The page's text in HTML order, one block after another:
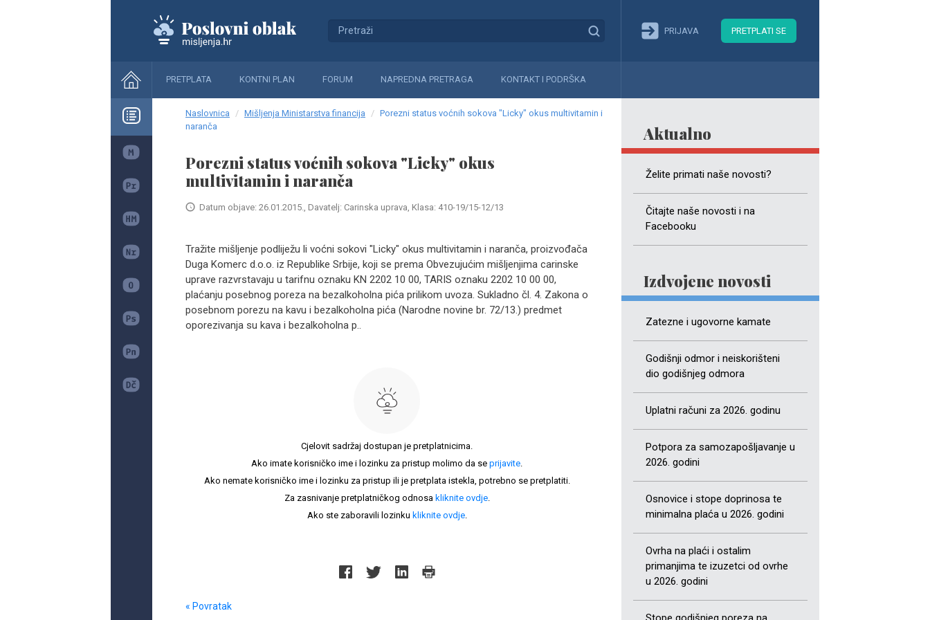
PRIJAVA PRETPLATI SE
PRETPLATA KONTNI PLAN FORUM NAPREDNA PRETRAGA KONTAKT I PODRŠKA
Aktualno
Želite primati naše novosti?
Čitajte naše novosti i na
Facebooku
Izdvojene novosti
Zatezne i ugovorne kamate
Godišnji odmor i neiskorišteni
dio godišnjeg odmora
Uplatni računi za 2026. godinu
Potpora za samozapošljavanje u
2026. godini
Osnovice i stope doprinosa te
minimalna plaća u 2026. godini
Ovrha na plaći i ostalim
primanjima te izuzetci od ovrhe
u 2026. godini
Naslovnica Mišljenja Ministarstva financija
Porezni status voćnih sokova "Licky" okus multivitamin i
naranča
Porezni status voćnih sokova "Licky" okus
multivitamin i naranča
Datum objave: 26.01.2015., Davatelj: Carinska uprava, Klasa: 410-19/15-12/13
Tražite mišljenje podliježu li voćni sokovi "Licky" okus multivitamin i naranča, proizvođača
Duga Komerc d.o.o. iz Republike Srbije, koji se prema Obvezujućim mišljenjima carinske
uprave razvrstavaju u tarifnu oznaku KN 2202 10 00, TARIS oznaku 2202 10 00 00,
plaćanju posebnog poreza na bezalkoholna pića prilikom uvoza. Sukladno čl. 4. Zakona o
posebnom porezu na kavu i bezalkoholna pića (Narodne novine br. 72/13.) predmet
oporezivanja su kava i bezalkoholna p..
Cjelovit sadržaj dostupan je pretplatnicima.
Ako imate korisničko ime i lozinku za pristup molimo da se prijavite.
Ako nemate korisničko ime i lozinku za pristup ili je pretplata istekla, potrebno se pretplatiti.
Za zasnivanje pretplatničkog odnosa kliknite ovdje.
Ako ste zaboravili lozinku kliknite ovdje.
« Povratak